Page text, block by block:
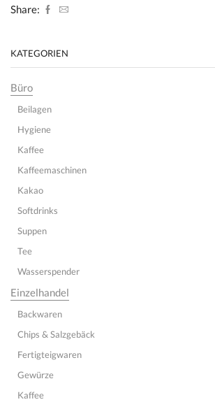
Share:
KATEGORIEN
Büro
Beilagen
Hygiene
Kaffee
Kaffeemaschinen
Kakao
Softdrinks
Suppen
Tee
Wasserspender
Einzelhandel
Backwaren
Chips & Salzgebäck
Fertigteigwaren
Gewürze
Kaffee